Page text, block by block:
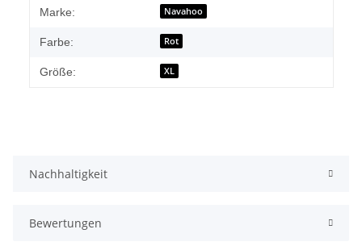
Produkteigenschaft
Wert
Marke: Navahoo
Farbe: Rot
Größe: XL
Nachhaltigkeit
Bewertungen